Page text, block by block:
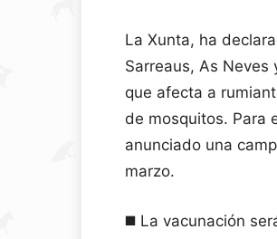
La Xunta, ha
Sarreaus, As Neves
que afecta a
de mosquitos. Para
anunciado una
marzo.
◼️ La vacunación